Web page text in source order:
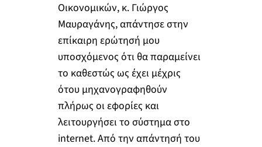
Οικονομικών, κ. Γιώργος
Μαυραγάνης, απάντησε στην
επίκαιρη ερώτησή μου
υποσχόμενος ότι θα παραμείνει
το καθεστώς ως έχει μέχρις
ότου μηχανογραφηθούν
πλήρως οι εφορίες και
λειτουργήσει το σύστημα στο
internet. Από την απάντησή του